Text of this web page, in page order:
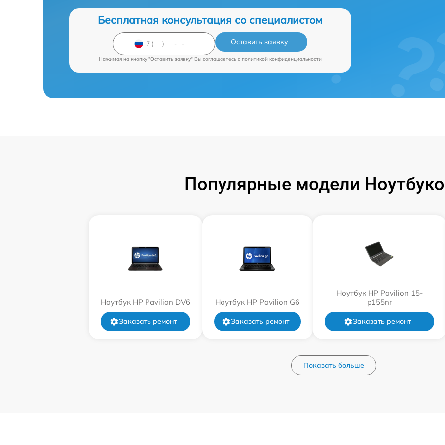
Бесплатная консультация со специалистом
Оставить заявку
Нажимая на кнопку "Оставить заявку" Вы соглашаетесь c политикой конфиденциальности
Популярные модели
Ноутбук HP Pavilion DV6
Заказать ремонт
Ноутбук HP Pavilion G6
Заказать ремонт
Ноутбук HP Pavilion 15-
p155nr
Заказать ремонт
Показать больше